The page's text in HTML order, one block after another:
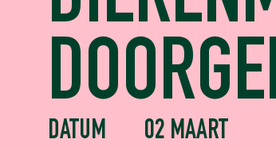
DATUM
02 MAART